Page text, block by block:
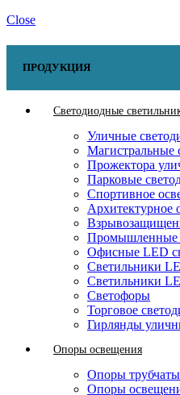
Close
ПРОДУКЦИЯ
Светодиодные
Уличные
Магистральные
Прожектора
Парковые
Спортивное
Архитектурное
Промышленные
Офисные LED
Cветильники
Светильники
Светофоры
Торговое
Гирлянды
Опоры освещения
Опоры
Опоры